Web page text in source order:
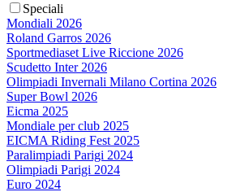
Speciali
Mondiali 2026
Roland Garros 2026
Sportmediaset Live Riccione 2026
Scudetto Inter 2026
Olimpiadi Invernali Milano Cortina 2026
Super Bowl 2026
Eicma 2025
Mondiale per club 2025
EICMA Riding Fest 2025
Paralimpiadi Parigi 2024
Olimpiadi Parigi 2024
Euro 2024